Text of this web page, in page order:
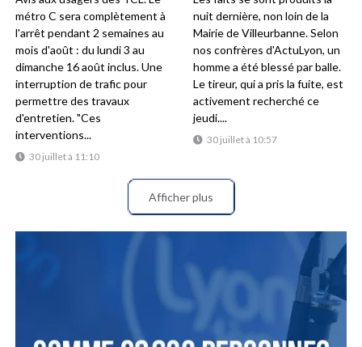
30 juillet à 11:10
métro C sera complètement à
l'arrêt pendant 2 semaines au
mois d'août : du lundi 3 au
dimanche 16 août inclus. Une
interruption de trafic pour
permettre des travaux
d'entretien. "Ces
interventions...
30 juillet à 10:57
nuit dernière, non loin de la
Mairie de Villeurbanne. Selon
nos confrères d'ActuLyon, un
homme a été blessé par balle.
Le tireur, qui a pris la fuite, est
activement recherché ce
jeudi....
Afficher plus